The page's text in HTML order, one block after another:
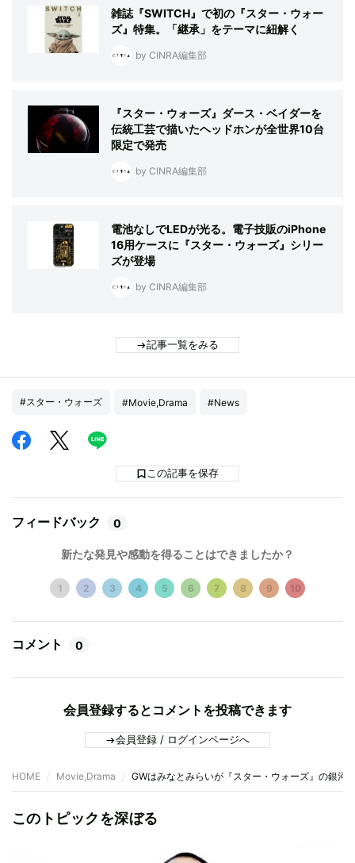
雑誌『SWITCH』で初の『スター・ウォー
ズ』特集。「継承」をテーマに紐解く
by CINRA編集部
『スター・ウォーズ』ダース・ベイダーを
伝統工芸で描いたヘッドホンが全世界10台
限定で発売
by CINRA編集部
電池なしでLEDが光る。電子技販のiPhone
16用ケースに『スター・ウォーズ』シリー
ズが登場
by CINRA編集部
記事一覧をみる
#スター・ウォーズ #Movie,Drama #News
この記事を保存
フィードバック 0
新たな発見や感動を得ることはできましたか？
1 2 3 4 5 6 7 8 9 10
コメント 0
会員登録するとコメントを投稿できます
会員登録 / ログインページへ
HOME Movie,Drama GWはみなとみらいが『スター・ウォーズ』の銀河
このトピックを深ぼる